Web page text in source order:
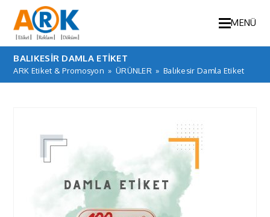
MENÜ
BALIKESIR DAMLA ETIKET
ARK Etiket & Promosyon » ÜRÜNLER » Balıkesir Damla Etiket